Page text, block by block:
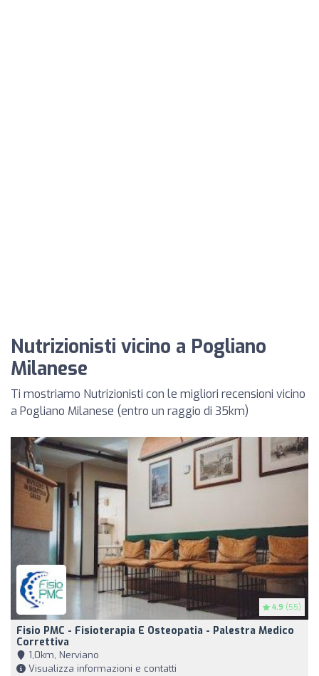
Nutrizionisti vicino a Pogliano
Milanese
Ti mostriamo Nutrizionisti con le migliori recensioni vicino
a Pogliano Milanese (entro un raggio di 35km)
4.9 (55)
Fisio PMC - Fisioterapia E Osteopatia - Palestra Medico
Correttiva
1,0km, Nerviano
Visualizza informazioni e contatti